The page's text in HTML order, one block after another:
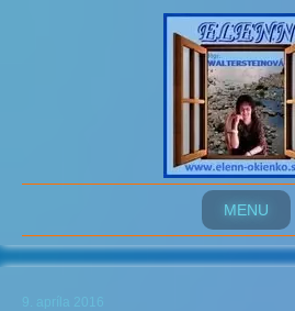
MENU
9. apríla 2016